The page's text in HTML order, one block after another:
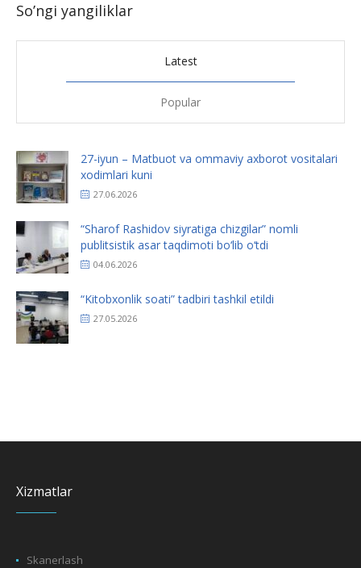
So’ngi yangiliklar
Latest
Popular
27-iyun – Matbuot va ommaviy axborot vositalari
xodimlari kuni
27.06.2026
“Sharof Rashidov siyratiga chizgilar” nomli
publitsistik asar taqdimoti bo‘lib o‘tdi
04.06.2026
“Kitobxonlik soati” tadbiri tashkil etildi
27.05.2026
Xizmatlar
Skanerlash